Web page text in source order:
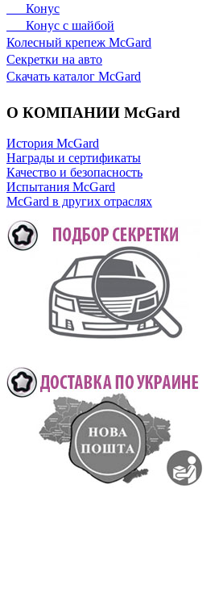
Конус
Конус с шайбой
Колесный крепеж McGard
Секретки на авто
Скачать каталог McGard
О КОМПАНИИ McGard
История McGard
Награды и сертификаты
Качество и безопасность
Испытания McGard
McGard в других отраслях